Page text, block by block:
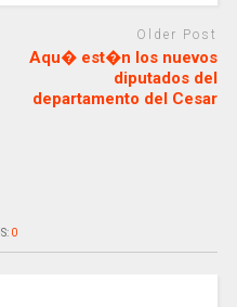
Older Post
Aqu� est�n los nuevos
diputados del
departamento del Cesar
0